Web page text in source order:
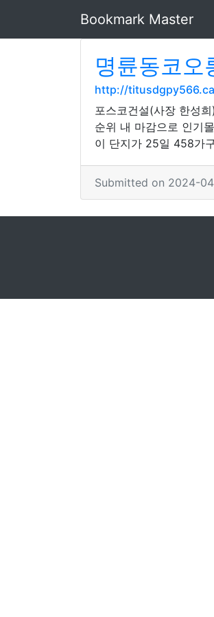
Bookmark Master
명륜동코오
http://
포스코건설(사장 한성
순위 내 마감으로 인기
이 단지가 25일 458가
Submitted on 2024-